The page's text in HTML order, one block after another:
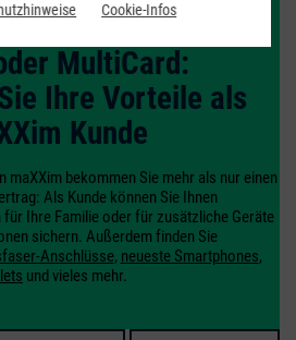
Zusatz SIM-
MultiCard:
Ihre Vorteile als
Kunde
bekommen Sie mehr als nur einen
Als Kunde können Sie Ihnen
Ihre Familie oder für zusätzliche Geräte
sichern. Außerdem finden Sie
Anschlüsse, neueste Smartphones,
und vieles mehr.
Cookie-Infos